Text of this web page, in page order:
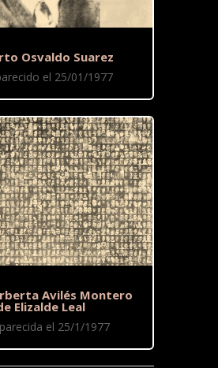
Osvaldo Suarez
el 25/01/1977
Avilés Montero
Elizalde Leal
el 25/1/1977